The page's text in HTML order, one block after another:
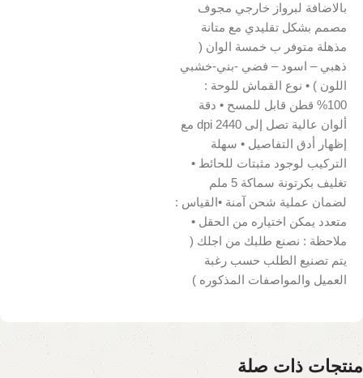
بالاضافة لبرواز خارجي مجوف
مصمم بشكل تقليدي مع متانة
مذهلة متوفر ب خمسة الوان (
ذهبي – اسود – فضي -بني-خشبي
اللون ) • نوع القماش للوحة :
100% قطن قابل للمسح • دقة
ألوان عالية تصل إلى 2440 dpi مع
إظهار أدق التفاصيل • سهلة
التركيب لوجود مثبتات للحائط •
تغليف بكرتونة سماكة 5 ملم
لضمان عملية شحن آمنة •القياس :
متعدد يمكن اختياره من الحقل •
ملاحظة : نصنع طلبك من اجلك (
يتم تصنيع الطلب حسب رغبة
العميل والمواصفات المذكوره )
منتجات ذات صلة